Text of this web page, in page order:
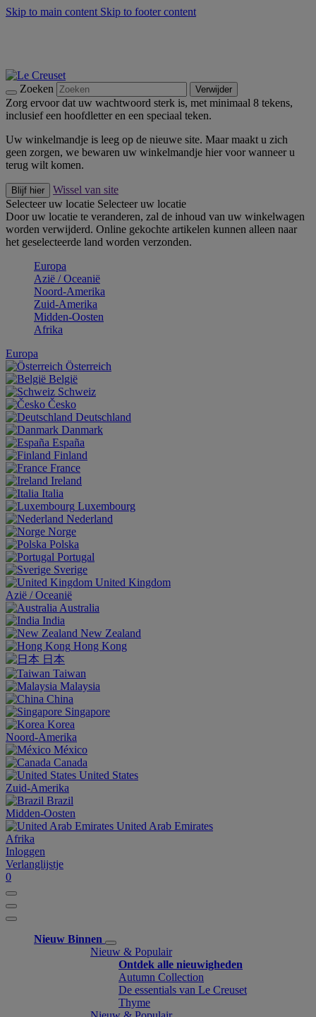
Skip to main content Skip to footer content
Zoeken Verwijder
Zorg ervoor dat uw wachtwoord sterk is, met minimaal 8 tekens,
inclusief een hoofdletter en een speciaal teken.
Uw winkelmandje is leeg op de nieuwe site. Maar maakt u zich
geen zorgen, we bewaren uw winkelmandje hier voor wanneer u
terug wilt komen.
Blijf hier
Wissel van site
Selecteer uw locatie Selecteer uw locatie
Door uw locatie te veranderen, zal de inhoud van uw winkelwagen
worden verwijderd. Online gekochte artikelen kunnen alleen naar
het geselecteerde land worden verzonden.
Europa
Aziё / Oceaniё
Noord-Amerika
Zuid-Amerika
Midden-Oosten
Afrika
Europa
Österreich
België
Schweiz
Česko
Deutschland
Danmark
España
Finland
France
Ireland
Italia
Luxembourg
Nederland
Norge
Polska
Portugal
Sverige
United Kingdom
Aziё / Oceaniё
Australia
India
New Zealand
Hong Kong
日本
Taiwan
Malaysia
China
Singapore
Korea
Noord-Amerika
México
Canada
United States
Zuid-Amerika
Brazil
Midden-Oosten
United Arab Emirates
Afrika
Inloggen
Verlanglijstje
0
Nieuw Binnen
Nieuw & Populair
Ontdek alle nieuwigheden
Autumn Collection
De essentials van Le Creuset
Thyme